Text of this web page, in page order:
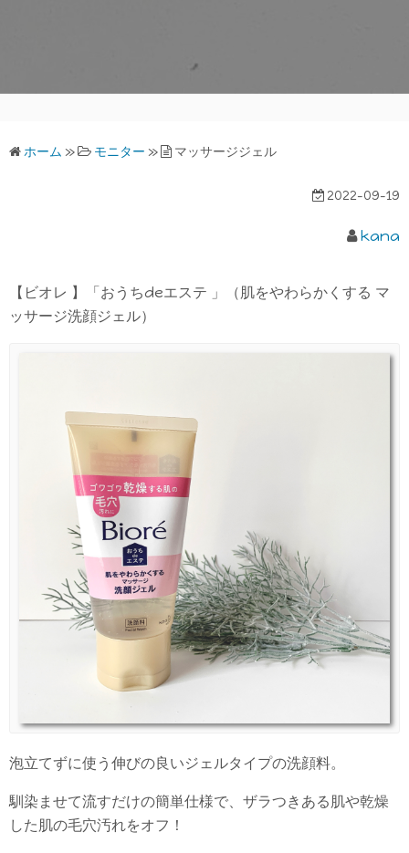
ホーム » モニター » マッサージジェル
2022-09-19
kana
【ビオレ 】「おうちdeエステ 」（肌をやわらかくする マ
ッサージ洗顔ジェル）
泡立てずに使う伸びの良いジェルタイプの洗顔料。
馴染ませて流すだけの簡単仕様で、ザラつきある肌や乾燥
した肌の毛穴汚れをオフ！